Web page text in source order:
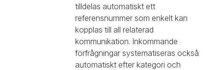
tilldelas automatiskt ett
referensnummer som enkelt kan
kopplas till all relaterad
kommunikation. Inkommande
förfrågningar systematiseras också
automatiskt efter kategori och